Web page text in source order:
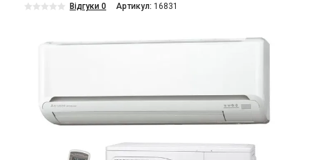
Відгуки 0 Aртикул: 16831